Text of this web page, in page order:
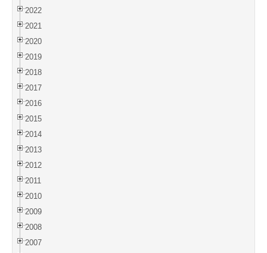
2022
2021
2020
2019
2018
2017
2016
2015
2014
2013
2012
2011
2010
2009
2008
2007